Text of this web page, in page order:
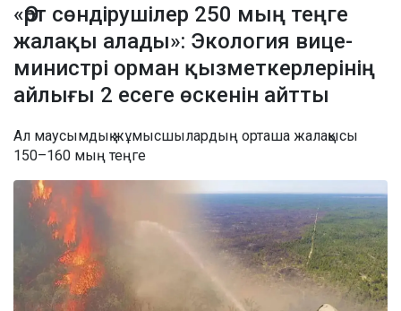
«Өрт сөндірушілер 250 мың теңге
жалақы алады»: Экология вице-
министрі орман қызметкерлерінің
айлығы 2 есеге өскенін айтты
Ал маусымдық жұмысшылардың орташа жалақысы
150–160 мың теңге